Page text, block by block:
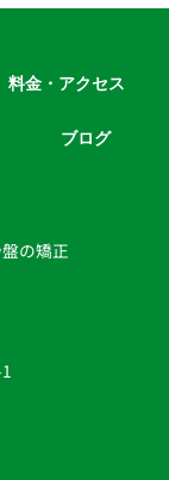
の矯正
料金・アクセス
ブログ